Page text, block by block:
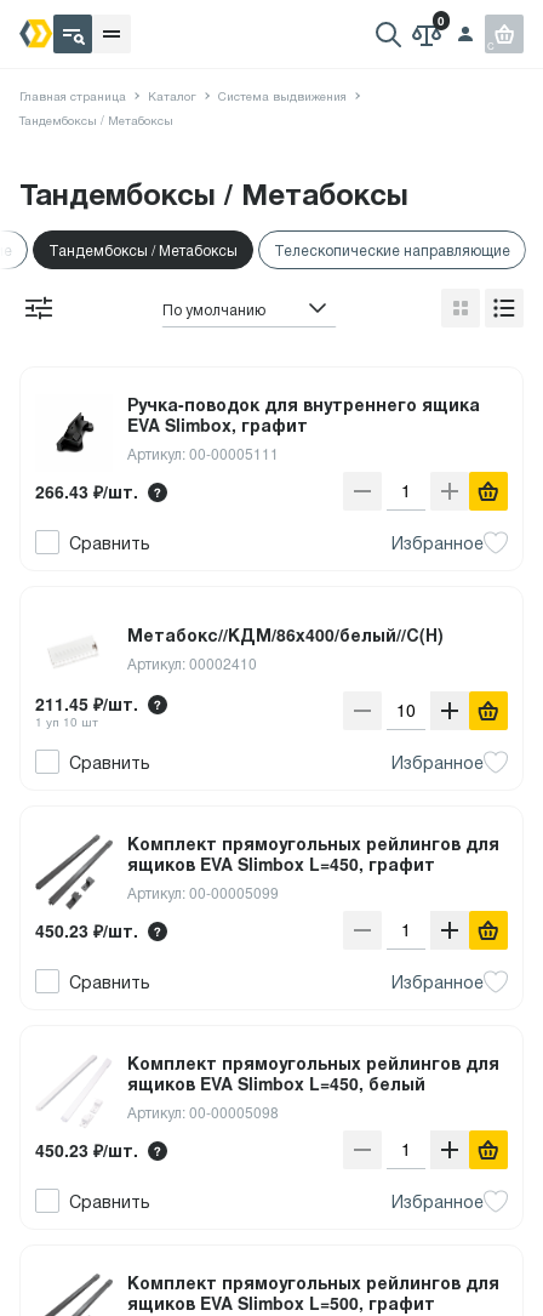
Главная страница Каталог
Система выдвижения
Тандембоксы / Метабоксы
Тандембоксы / Метабоксы
Тандембоксы / Метабоксы Телескопические направляющие
По умолчанию
Ручка-поводок для внутреннего ящика
EVA Slimbox, графит
Артикул: 00-00005111
266.43 ₽/шт.
Сравнить Избранное
Метабокс//КДМ/86х400/белый//С(Н)
Артикул: 00002410
211.45 ₽/шт.
1 уп 10 шт
Сравнить Избранное
Комплект прямоугольных рейлингов для
ящиков EVA Slimbox L=450, графит
Артикул: 00-00005099
450.23 ₽/шт.
Сравнить Избранное
Комплект прямоугольных рейлингов для
ящиков EVA Slimbox L=450, белый
Артикул: 00-00005098
450.23 ₽/шт.
Сравнить Избранное
Комплект прямоугольных рейлингов для
ящиков EVA Slimbox L=500, графит